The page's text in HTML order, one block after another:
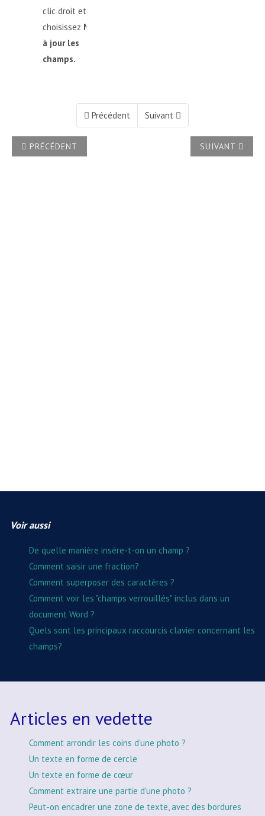
clic droit et
choisissez Mettre
à jour les
champs.
Précédent Suivant
ARTICLE PRÉCÉDENT : LE MODÈLE DU PETIT CHIMISTE
PRÉCÉDENT ARTICLE
SUIVANT
Voir aussi
De quelle manière insère-t-on un champ ?
Comment saisir une fraction?
Comment superposer des caractères ?
Comment voir les "champs verrouillés" inclus dans un
document Word ?
Quels sont les principaux raccourcis clavier concernant les
champs?
Articles en vedette
Comment arrondir les coins d'une photo ?
Un texte en forme de cercle
Un texte en forme de cœur
Comment extraire une partie d'une photo ?
Peut-on encadrer une zone de texte, avec des bordures